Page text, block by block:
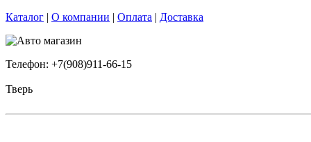
Каталог | О компании | Оплата | Доставка
Телефон: +7(908)911-66-15
Тверь